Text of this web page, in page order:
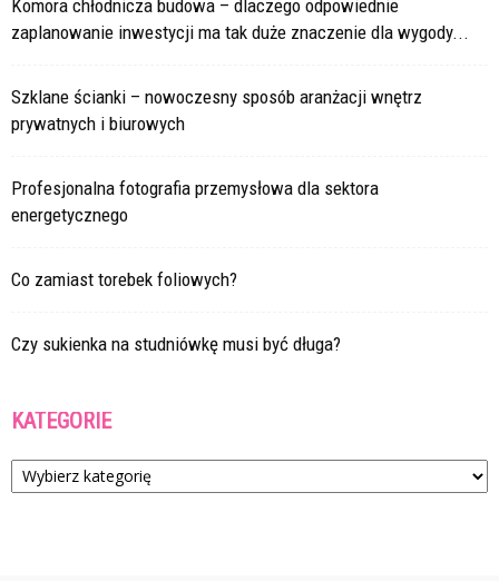
Komora chłodnicza budowa – dlaczego odpowiednie
zaplanowanie inwestycji ma tak duże znaczenie dla wygody...
Szklane ścianki – nowoczesny sposób aranżacji wnętrz
prywatnych i biurowych
Profesjonalna fotografia przemysłowa dla sektora
energetycznego
Co zamiast torebek foliowych?
Czy sukienka na studniówkę musi być długa?
KATEGORIE
Kategorie